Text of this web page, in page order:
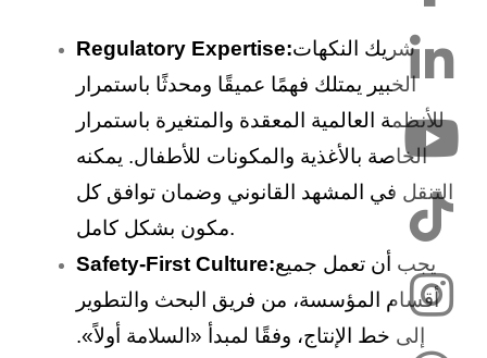
Regulatory Expertise:شريك النكهات
الخبير يمتلك فهمًا عميقًا ومحدثًا باستمرار
للأنظمة العالمية المعقدة والمتغيرة باستمرار
الخاصة بالأغذية والمكونات للأطفال. يمكنه
التنقل في المشهد القانوني وضمان توافق كل
مكون بشكل كامل.
Safety-First Culture:يجب أن تعمل جميع
أقسام المؤسسة، من فريق البحث والتطوير
إلى خط الإنتاج، وفقًا لمبدأ «السلامة أولاً».